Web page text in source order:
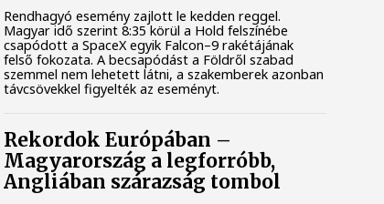
Rendhagyó esemény zajlott le kedden reggel.
Magyar idő szerint 8:35 körül a Hold felszínébe
csapódott a SpaceX egyik Falcon–9 rakétájának
felső fokozata. A becsapódást a Földről szabad
szemmel nem lehetett látni, a szakemberek azonban
távcsövekkel figyelték az eseményt.
Rekordok Európában –
Magyarország a legforróbb,
Angliában szárazság tombol